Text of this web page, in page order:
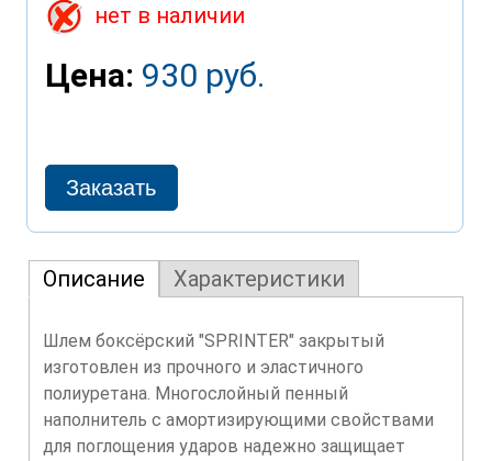
нет в наличии
Цена: 930 руб.
Описание Характеристики
Шлем боксёрский "SPRINTER" закрытый
изготовлен из прочного и эластичного
полиуретана. Многослойный пенный
наполнитель с амортизирующими свойствами
для поглощения ударов надежно защищает